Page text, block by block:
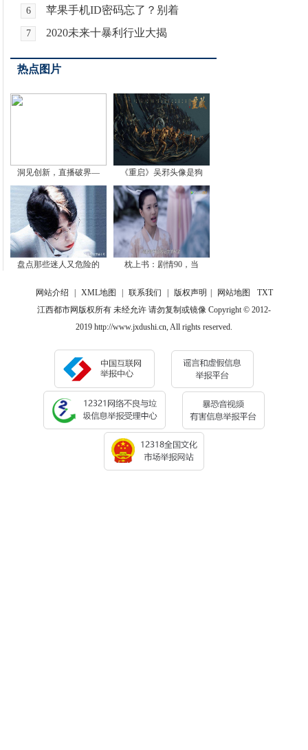
6 苹果手机ID密码忘了？别着
7 2020未来十暴利行业大揭
热点图片
洞见创新，直播破界— 《重启》吴邪头像是狗
盘点那些迷人又危险的 枕上书：剧情90，当
网站介绍 XML地图 联系我们 版权声明 网站地图
TXT
江西都市网版权所有 未经允许 请勿复制或镜像 Copyright © 2012-
2019 http://www.jxdushi.cn, All rights reserved.